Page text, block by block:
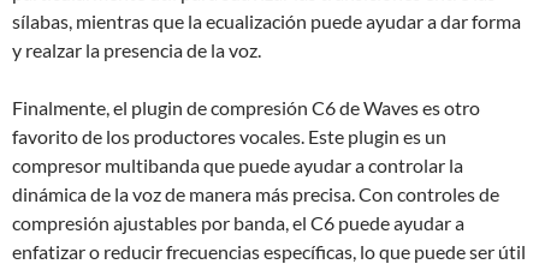
sílabas, mientras que la ecualización puede ayudar a dar forma
y realzar la presencia de la voz.
Finalmente, el plugin de compresión C6 de Waves es otro
favorito de los productores vocales. Este plugin es un
compresor multibanda que puede ayudar a controlar la
dinámica de la voz de manera más precisa. Con controles de
compresión ajustables por banda, el C6 puede ayudar a
enfatizar o reducir frecuencias específicas, lo que puede ser útil